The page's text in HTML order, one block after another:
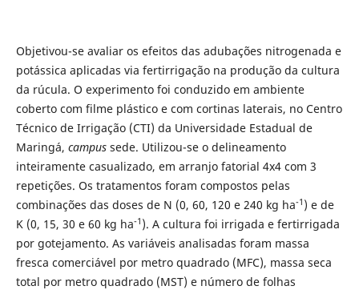
Objetivou-se avaliar os efeitos das adubações nitrogenada e
potássica aplicadas via fertirrigação na produção da cultura
da rúcula. O experimento foi conduzido em ambiente
coberto com filme plástico e com cortinas laterais, no Centro
Técnico de Irrigação (CTI) da Universidade Estadual de
Maringá, campussede. Utilizou-se o delineamento
inteiramente casualizado, em arranjo fatorial 4x4 com 3
repetições. Os tratamentos foram compostos pelas
combinações das doses de N (0, 60, 120 e 240 kg ha-1 ) e de
K (0, 15, 30 e 60 kg ha-1 ). A cultura foi irrigada e fertirrigada
por gotejamento. As variáveis analisadas foram massa
fresca comerciável por metro quadrado (MFC), massa seca
total por metro quadrado (MST) e número de folhas